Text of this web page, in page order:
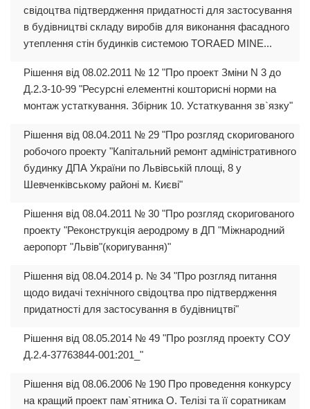
свідоцтва підтвердження придатності для застосування
в будівництві складу виробів для виконання фасадного
утеплення стін будинків системою TORAED MINE...
Рішення від 08.02.2011 № 12 "Про проект Зміни N 3 до
Д.2.3-10-99 "Ресурсні елементні кошторисні норми на
монтаж устаткування. Збірник 10. Устаткування зв`язку"
Рішення від 08.04.2011 № 29 "Про розгляд скоригованого
робочого проекту "Капітальний ремонт адміністративного
будинку ДПА України по Львівській площі, 8 у
Шевченківському районі м. Києві"
Рішення від 08.04.2011 № 30 "Про розгляд скоригованого
проекту "Реконструкція аеродрому в ДП "Міжнародний
аеропорт "Львів"(коригування)"
Рішення від 08.04.2014 р. № 34 "Про розгляд питання
щодо видачі технічного свідоцтва про підтвердження
придатності для застосування в будівництві"
Рішення від 08.05.2014 № 49 "Про розгляд проекту СОУ
Д.2.4-37763844-001:201_"
Рішення від 08.06.2006 № 190 Про проведення конкурсу
на кращий проект пам`ятника О. Телізі та її соратникам